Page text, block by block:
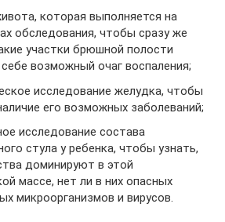
которая выполняется на
обследования, чтобы сразу же
участки брюшной полости
возможный очаг воспаления;
исследование желудка, чтобы
его возможных заболеваний;
исследование состава
стула у ребенка, чтобы узнать,
доминируют в этой
массе, нет ли в них опасных
микроорганизмов и вирусов.